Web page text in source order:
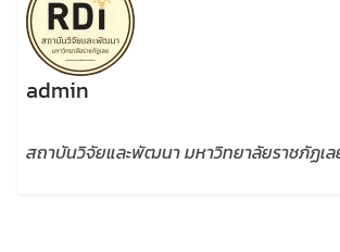
admin
สถาบันวิจัยและพัฒนา มหาวิทยาลัยราชภัฏเ